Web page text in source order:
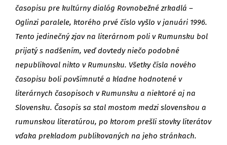
časopisu pre kultúrny dialóg Rovnobežné zrkadlá –
Oglinzi paralele, ktorého prvé číslo vyšlo v januári 1996.
Tento jedinečný zjav na literárnom poli v Rumunsku bol
prijatý s nadšením, veď dovtedy niečo podobné
nepublikoval nikto v Rumunsku. Všetky čísla nového
časopisu boli povšimnuté a kladne hodnotené v
literárnych časopisoch v Rumunsku a niektoré aj na
Slovensku. Časopis sa stal mostom medzi slovenskou a
rumunskou literatúrou, po ktorom prešli stovky literátov
vďaka prekladom publikovaných na jeho stránkach.